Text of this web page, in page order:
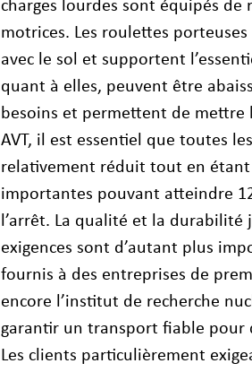
charges lourdes sont équipés
motrices. Les roulettes
avec le sol et supportent
quant à elles, peuvent être
besoins et permettent de
AVT, il est essentiel que toutes
relativement réduit tout en étant
importantes pouvant atteindre
l’arrêt. La qualité et la
exigences sont d’autant plus
fournis à des entreprises de
encore l’institut de recherche
garantir un transport fiable pour
Les clients particulièrement